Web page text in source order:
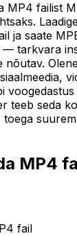
MP4 failist
ja saate
— tarkvara
teeb seda
MP4
fail